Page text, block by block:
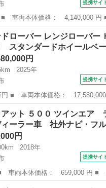
提携サイ
ープ ■ 車種名： ジープ・コ
ャーク 全周囲カメラ パワー
の他
ドローバー レンジローバー
スタンダードホイール
円
2025年
提携サイ
ー ■ 車種名： レンジローバ
スタンダードホイールベー
アット ５００ ツインエア
ィーラー車 社外ナビ・フ
円
2018年
提携サイ
種名： ５００ ■ グレード名
の他